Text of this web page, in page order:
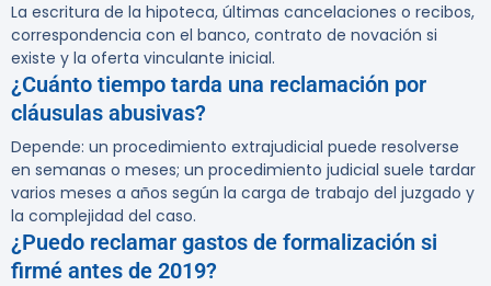
La escritura de la hipoteca, últimas cancelaciones o recibos,
correspondencia con el banco, contrato de novación si
existe y la oferta vinculante inicial.
¿Cuánto tiempo tarda una reclamación por
cláusulas abusivas?
Depende: un procedimiento extrajudicial puede resolverse
en semanas o meses; un procedimiento judicial suele tardar
varios meses a años según la carga de trabajo del juzgado y
la complejidad del caso.
¿Puedo reclamar gastos de formalización si
firmé antes de 2019?